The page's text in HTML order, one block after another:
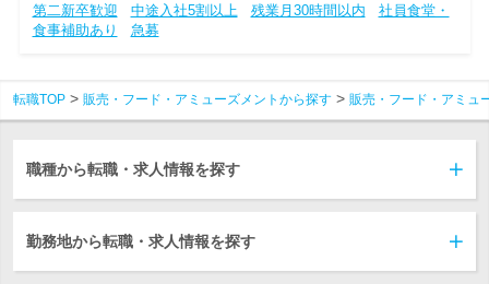
第二新卒歓迎
中途入社5割以上 残業月30時間以内
社員食堂・
食事補助あり
急募
転職TOP 販売・フード・アミューズメントから探す 販売・フード・アミュ
職種から転職・求人情報を探す
勤務地から転職・求人情報を探す